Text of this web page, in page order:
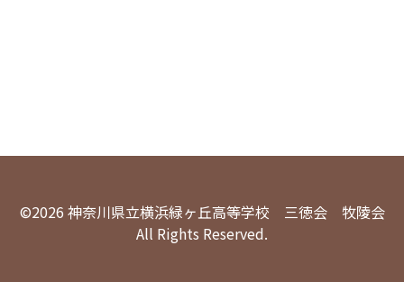
©2026 神奈川県立横浜緑ヶ丘高等学校 三徳会 牧陵会
All Rights Reserved.